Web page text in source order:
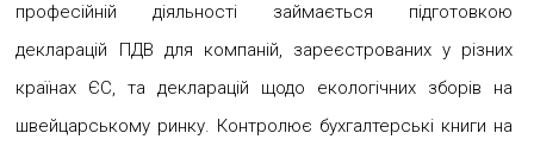
професійній діяльності займається підготовкою
декларацій ПДВ для компаній, зареєстрованих у різних
країнах ЄС, та декларацій щодо екологічних зборів на
швейцарському ринку. Контролює бухгалтерські книги на